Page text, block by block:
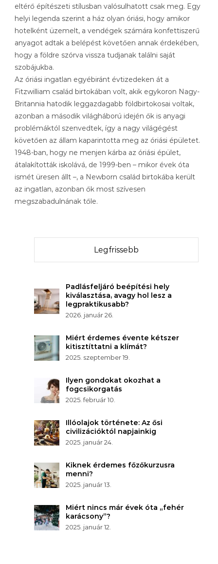
eltérő építészeti stílusban valósulhatott csak meg. Egy
helyi legenda szerint a ház olyan óriási, hogy amikor
hotelként üzemelt, a vendégek számára konfettiszerű
anyagot adtak a belépést követően annak érdekében,
hogy a földre szórva vissza tudjanak találni saját
szobájukba.
Az óriási ingatlan egyébiránt évtizedeken át a
Fitzwilliam család birtokában volt, akik egykoron Nagy-
Britannia hatodik leggazdagabb földbirtokosai voltak,
azonban a második világháború idején ők is anyagi
problémáktól szenvedtek, így a nagy világégést
követően az állam kaparintotta meg az óriási épületet.
1948-ban, hogy ne menjen kárba az óriási épület,
átalakították iskolává, de 1999-ben – mikor évek óta
ismét üresen állt –, a Newborn család birtokába került
az ingatlan, azonban ők most szívesen
megszabadulnának tőle.
Legfrissebb
Padlásfeljáró beépítési hely
kiválasztása, avagy hol lesz a
legpraktikusabb?
2026. január 26.
Miért érdemes évente kétszer
kitisztíttatni a klímát?
2025. szeptember 19.
Ilyen gondokat okozhat a
fogcsikorgatás
2025. február 10.
Illóolajok története: Az ősi
civilizációktól napjainkig
2025. január 24.
Kiknek érdemes főzőkurzusra
menni?
2025. január 13.
Miért nincs már évek óta „fehér
karácsony”?
2025. január 12.